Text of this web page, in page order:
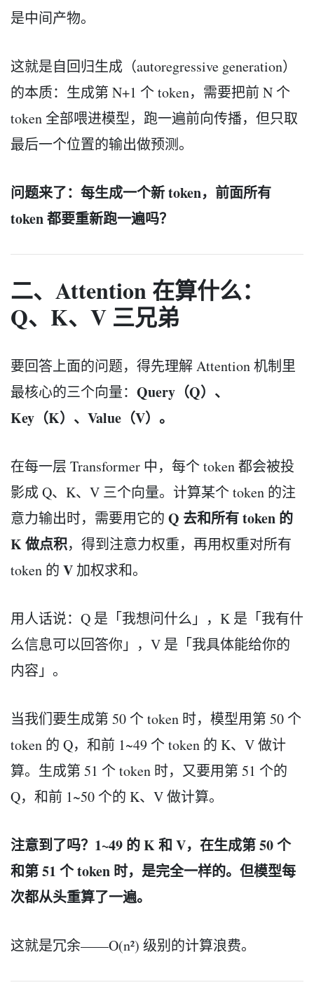
是中间产物。
这就是自回归生成（autoregressive generation）
的本质：生成第 N+1 个 token，需要把前 N 个
token 全部喂进模型，跑一遍前向传播，但只取
最后一个位置的输出做预测。
问题来了：每生成一个新 token，前面所有
token 都要重新跑一遍吗？
二、Attention 在算什么：
Q、K、V 三兄弟
要回答上面的问题，得先理解 Attention 机制里
最核心的三个向量： Query（Q）、
Key（K）、Value（V）。
在每一层 Transformer 中，每个 token 都会被投
影成 Q、K、V 三个向量。计算某个 token 的注
意力输出时，需要用它的 Q 去和所有 token 的
K 做点积，得到注意力权重，再用权重对所有
token 的 V 加权求和。
用人话说：Q 是「我想问什么」，K 是「我有什
么信息可以回答你」，V 是「我具体能给你的
内容」。
当我们要生成第 50 个 token 时，模型用第 50 个
token 的 Q，和前 1~49 个 token 的 K、V 做计
算。生成第 51 个 token 时，又要用第 51 个的
Q，和前 1~50 个的 K、V 做计算。
注意到了吗？1~49 的 K 和 V，在生成第 50 个
和第 51 个 token 时，是完全一样的。但模型每
次都从头重算了一遍。
这就是冗余——O(n²) 级别的计算浪费。